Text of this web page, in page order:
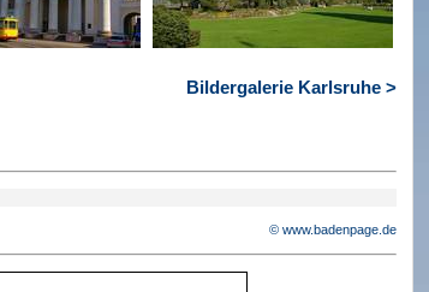
Bildergalerie Karlsruhe >
© www.badenpage.de